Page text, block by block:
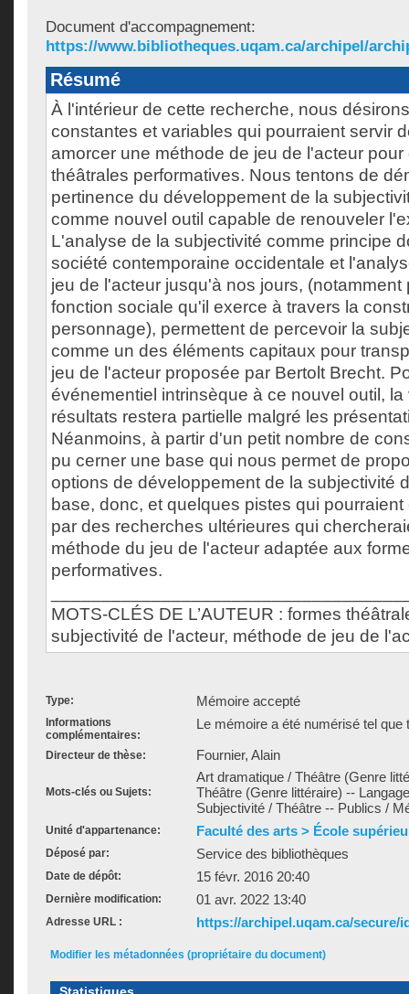
Document d'accompagnement:
https://www.bibliotheques.uqam.ca/archipel/
Résumé
À l'intérieur de cette recherche, nous
constantes et variables qui pourraient servir
amorcer une méthode de jeu de l'acteur pour
théâtrales performatives. Nous tentons de
pertinence du développement de la
comme nouvel outil capable de renouveler
L'analyse de la subjectivité comme principe
société contemporaine occidentale et
jeu de l'acteur jusqu'à nos jours, (notamment
fonction sociale qu'il exerce à travers la
personnage), permettent de percevoir la
comme un des éléments capitaux pour
jeu de l'acteur proposée par Bertolt Brecht.
événementiel intrinsèque à ce nouvel outil,
résultats restera partielle malgré les
Néanmoins, à partir d'un petit nombre de
pu cerner une base qui nous permet de
options de développement de la subjectivité
base, donc, et quelques pistes qui
par des recherches ultérieures qui
méthode du jeu de l'acteur adaptée aux
performatives.
MOTS-CLÉS DE L’AUTEUR : formes
subjectivité de l'acteur, méthode de jeu de
Type: Mémoire accepté
Informations
complémentaires:
Le mémoire a été numérisé tel que
Directeur de thèse: Fournier, Alain
Mots-clés ou Sujets:
Art dramatique / Théâtre (Genre
Théâtre (Genre littéraire) --
Subjectivité / Théâtre -- Publics /
Unité d'appartenance: Faculté des arts > École
Déposé par: Service des bibliothèques
Date de dépôt: 15 févr. 2016 20:40
Dernière modification: 01 avr. 2022 13:40
Adresse URL : https://archipel.uqam.ca/secure/
Modifier les métadonnées (propriétaire du document)